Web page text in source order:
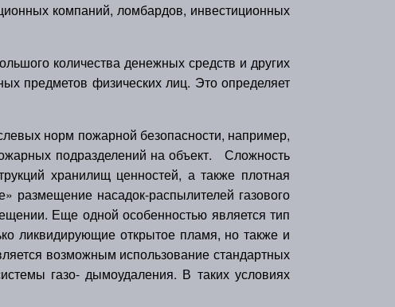
компаний, ломбардов, инвестиционных
количества денежных средств и других
предметов физических лиц. Это определяет
норм пожарной безопасности, например,
подразделений на объект. Сложность
хранилищ ценностей, а также плотная
размещение насадок-распылителей газового
Еще одной особенностью является тип
ликвидирующие открытое пламя, но также и
возможным использование стандартных
газо- дымоудаления. В таких условиях